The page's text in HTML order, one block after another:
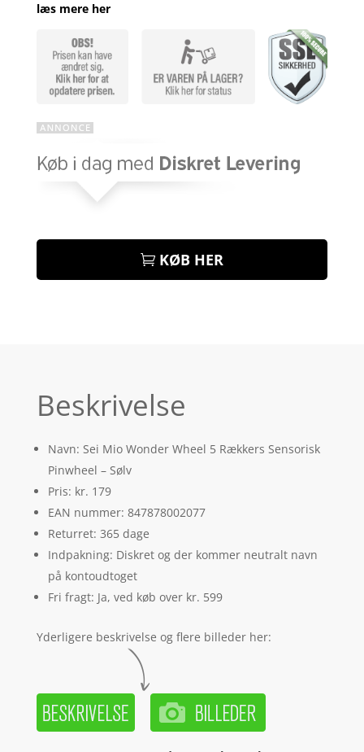
læs mere her
KØB HER
Beskrivelse
Navn: Sei Mio Wonder Wheel 5 Rækkers Sensorisk
Pinwheel – Sølv
Pris: kr. 179
EAN nummer: 847878002077
Returret: 365 dage
Indpakning: Diskret og der kommer neutralt navn
på kontoudtoget
Fri fragt: Ja, ved køb over kr. 599
Yderligere beskrivelse og flere billeder her: